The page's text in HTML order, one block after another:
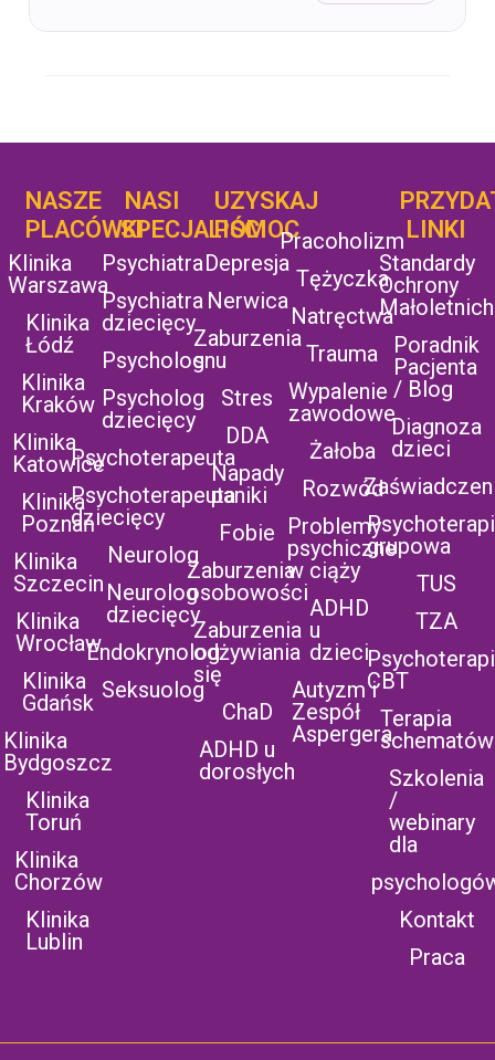
NASZE
PLACÓWKI
Klinika
Warszawa
Klinika
Łódź
Klinika
Kraków
Klinika
Katowice
Klinika
Poznań
Klinika
Szczecin
Klinika
Wrocław
Klinika
Gdańsk
Klinika
Bydgoszcz
Klinika
Toruń
Klinika
Chorzów
Klinika
Lublin
NASI
SPECJALIŚCI
Psychiatra
Psychiatra
dziecięcy
Psycholog
Psycholog
dziecięcy
Psychoterapeuta
Psychoterapeuta
dziecięcy
Neurolog
Neurolog
dziecięcy
Endokrynolog
Seksuolog
UZYSKAJ
POMOC
Depresja
Nerwica
Zaburzenia
snu
Stres
DDA
Napady
paniki
Fobie
Zaburzenia
osobowości
Zaburzenia
odżywiania
się
ChaD
ADHD u
dorosłych
UZYSKAJ
POMOC
Pracoholizm
Tężyczka
Natręctwa
Trauma
Wypalenie
zawodowe
Żałoba
Rozwód
Problemy
psychiczne
w ciąży
ADHD
u
dzieci
Autyzm i
Zespół
Aspergera
LINKI
Standardy
Ochrony
Małoletnich
Poradnik
Pacjenta
/ Blog
Diagnoza
dzieci
grupowa
TUS
TZA
CBT
Terapia
schematów
Szkolenia
/
webinary
dla
Kontakt
Praca